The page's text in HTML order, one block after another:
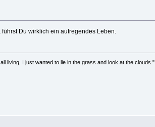
Du wirklich ein aufregendes Leben.
living, I just wanted to lie in the grass and look at the clouds."